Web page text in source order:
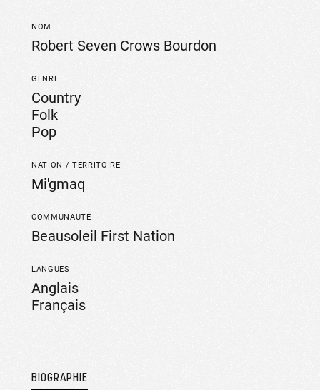
NOM
Robert Seven Crows Bourdon
GENRE
Country
Folk
Pop
NATION / TERRITOIRE
Mi'gmaq
COMMUNAUTÉ
Beausoleil First Nation
LANGUES
Anglais
Français
BIOGRAPHIE